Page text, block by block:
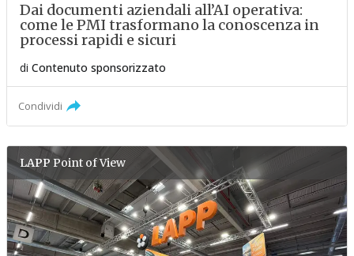
Dai documenti aziendali all’AI operativa:
come le PMI trasformano la conoscenza in
processi rapidi e sicuri
di Contenuto sponsorizzato
Condividi
LAPP Point of View